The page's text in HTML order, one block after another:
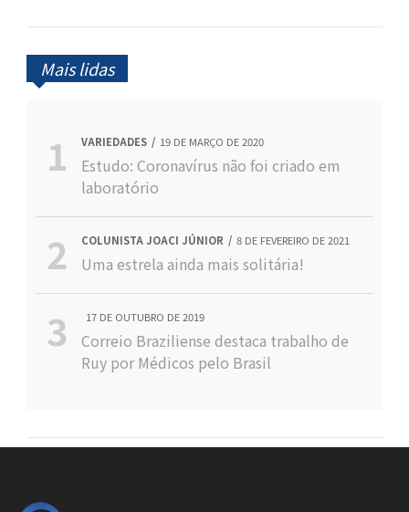
Mais lidas
VARIEDADES 19 DE MARÇO DE 2020
Estudo: Coronavírus não foi criado em
laboratório
COLUNISTA JOACI JÚNIOR 8 DE FEVEREIRO DE 2021
Uma estrela ainda mais solitária!
17 DE OUTUBRO DE 2019
Correio Braziliense destaca trabalho de
Ruy por Médicos pelo Brasil